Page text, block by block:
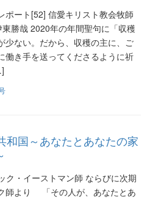
ポート[52] 信愛キリスト教会牧師
勝哉 2020年の年間聖句に「収穫
少ない。だから、収穫の主に、ご
働き手を送ってくださるように祈
和国～あなたとあなたの家
ク・イーストマン師 ならびに次期
師より 「その人が、あなたとあ